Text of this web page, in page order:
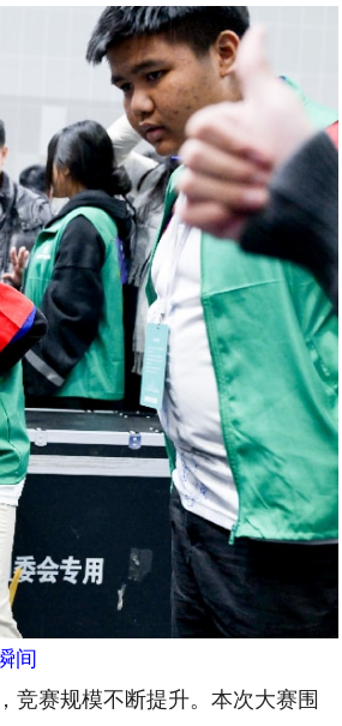
间
赛规模不断提升。本次大赛围